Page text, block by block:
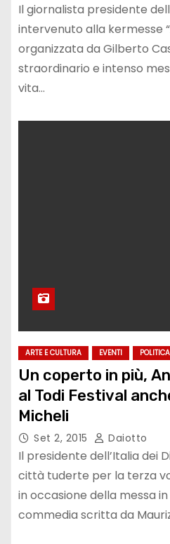
Il giornalista presidente
intervenuto alla kermesse
organizzata da Gilberto
straordinario e intenso
vita…
ARTE E CULTURA EVENTI POLITICA
Un coperto in più,
al Todi Festival
Micheli
Set 2, 2015 Daiotto
Il presidente dell’Italia dei
città tuderte per la terza
in occasione della messa
commedia scritta da